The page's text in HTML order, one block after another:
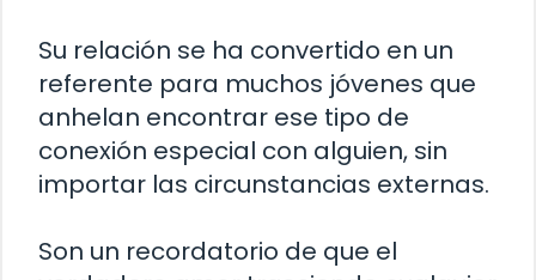
Su relación se ha convertido en un
referente para muchos jóvenes que
anhelan encontrar ese tipo de
conexión especial con alguien, sin
importar las circunstancias externas.
Son un recordatorio de que el